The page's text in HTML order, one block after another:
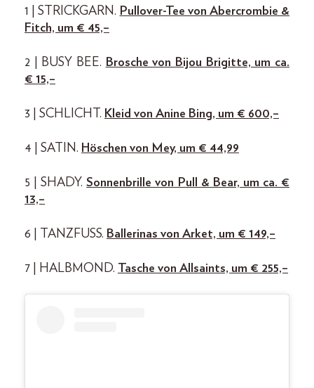
1 | STRICKGARN. Pullover-Tee von Abercrombie &
Fitch, um € 45,–
2 | BUSY BEE. Brosche von Bijou Brigitte, um ca.
€ 15,–
3 | SCHLICHT. Kleid von Anine Bing, um € 600,–
4 | SATIN. Höschen von Mey, um € 44,99
5 | SHADY.Sonnenbrille von Pull & Bear, um ca. €
13,–
6 | TANZFUSS. Ballerinas von Arket, um € 149,–
7 | HALBMOND. Tasche von Allsaints, um € 255,–